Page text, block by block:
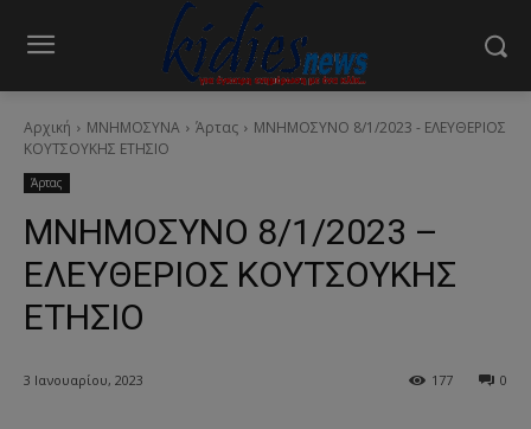
Αρχική ΜΝΗΜΟΣΥΝΑ Άρτας
ΜΝΗΜΟΣΥΝΟ 8/1/2023 - ΕΛΕΥΘΕΡΙΟΣ
ΚΟΥΤΣΟΥΚΗΣ ΕΤΗΣΙΟ
Άρτας
ΜΝΗΜΟΣΥΝΟ 8/1/2023 –
ΕΛΕΥΘΕΡΙΟΣ ΚΟΥΤΣΟΥΚΗΣ
ΕΤΗΣΙΟ
3 Ιανουαρίου, 2023 0
177